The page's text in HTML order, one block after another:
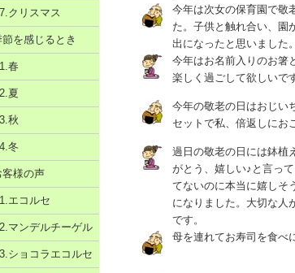
今年は次女の保育園で敬
た。子供と触れ合い、園
出になったと思いました。
今年はお名前入りのお箸
楽しく過ごして欲しいで
今年の敬老の日はおじい
セットで私、倍返しに
過日の敬老の日には鉢植
がとう、嬉しい♪と言っ
てないのに本当に嬉しそ
になりました。大切な人
です。
母を連れてお寿司を食べ
クリスマス
を感じるとき
春
夏
秋
冬
客様の声
エコルセ
マンデルチーゲル
ショコラエコルセ